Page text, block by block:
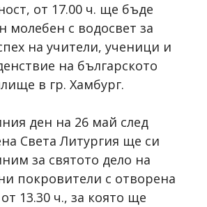
от 17.00 ч. ще бъде
молебен с водосвет за
на учители, ученици и
на българското
в гр. Хамбург.
ден на 26 май след
Света Литургия ще си
за святото дело на
покровители с отворена
13.30 ч., за която ще